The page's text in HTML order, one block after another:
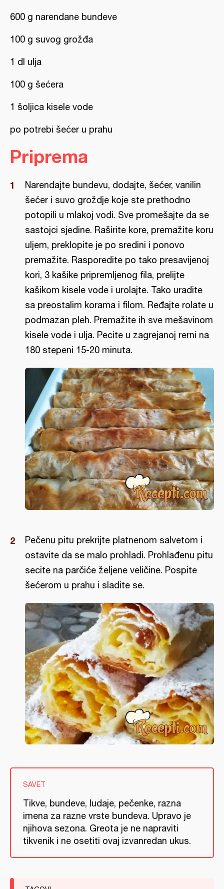
600 g narendane bundeve
100 g suvog grožđa
1 dl ulja
100 g šećera
1 šoljica kisele vode
po potrebi šećer u prahu
Priprema
Narendajte bundevu, dodajte, šećer, vanilin
šećer i suvo groždje koje ste prethodno
potopili u mlakoj vodi. Sve promešajte da se
sastojci sjedine. Raširite kore, premažite koru
uljem, preklopite je po sredini i ponovo
premažite. Rasporedite po tako presavijenoj
kori, 3 kašike pripremljenog fila, prelijte
kašikom kisele vode i urolajte. Tako uradite
sa preostalim korama i filom. Ređajte rolate u
podmazan pleh. Premažite ih sve mešavinom
kisele vode i ulja. Pecite u zagrejanoj rerni na
180 stepeni 15-20 minuta.
Pečenu pitu prekrijte platnenom salvetom i
ostavite da se malo prohladi. Prohlađenu pitu
secite na parčiće željene veličine. Pospite
šećerom u prahu i sladite se.
SAVET
Tikve, bundeve, ludaje, pečenke, razna
imena za razne vrste bundeva. Upravo je
njihova sezona. Greota je ne napraviti
tikvenik i ne osetiti ovaj izvanredan ukus.